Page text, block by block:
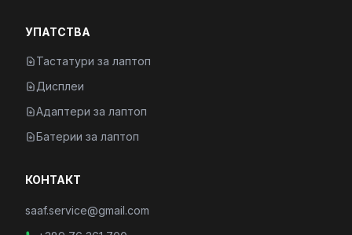
УПАТСТВА
Тастатури за лаптоп
Дисплеи
Адаптери за лаптоп
Батерии за лаптоп
КОНТАКТ
saaf.service@gmail.com